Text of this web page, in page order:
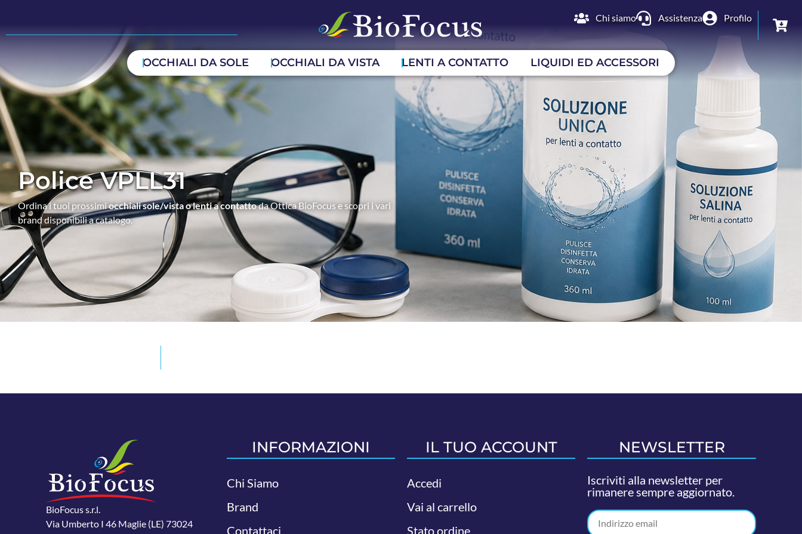
Chi siamo Assistenza Profilo
OCCHIALI DA SOLE OCCHIALI DA VISTA LENTI A CONTATTO LIQUIDI ED ACCESSORI
Police VPLL31
Ordina i tuoi prossimiocchiali sole/vista o lenti a contattoda Ottica BioFocus e scopri i vari
brand disponibili a catalogo.
BioFocus s.r.l.
Via Umberto I 46 Maglie (LE) 73024
INFORMAZIONI
Chi Siamo
Brand
Contattaci
IL TUO ACCOUNT
Accedi
Vai al carrello
Stato ordine
NEWSLETTER
Iscriviti alla newsletter per
rimanere sempre aggiornato.